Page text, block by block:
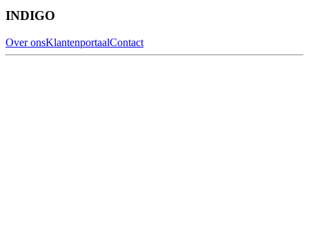
INDIGO
Over onsKlantenportaalContact